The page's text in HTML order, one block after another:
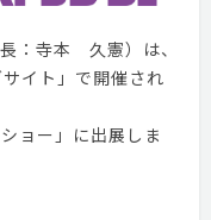
：寺本 久憲）は、
イト」で開催され
ョー」に出展しま